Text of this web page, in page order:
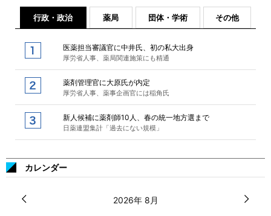
行政・政治 薬局 団体・学術 その他
医薬担当審議官に中井氏、初の私大出身
厚労省人事、薬局関連施策にも精通
薬剤管理官に大原氏が内定
厚労省人事、薬事企画官には稲角氏
新人候補に薬剤師10人、春の統一地方選まで
日薬連盟集計「過去にない規模」
カレンダー
2026年 8月